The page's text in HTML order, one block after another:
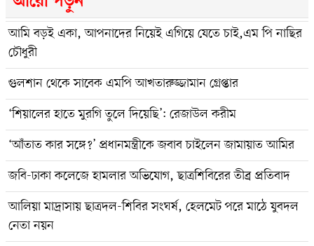
আমি বড়ই একা, আপনাদের নিয়েই এগিয়ে যেতে চাই,এম পি নাছির
চৌধুরী
গুলশান থেকে সাবেক এমপি আখতারুজ্জামান গ্রেপ্তার
‘শিয়ালের হাতে মুরগি তুলে দিয়েছি’: রেজাউল করীম
‘আঁতাত কার সঙ্গে?’ প্রধানমন্ত্রীকে জবাব চাইলেন জামায়াত আমির
জবি-ঢাকা কলেজে হামলার অভিযোগ, ছাত্রশিবিরের তীব্র প্রতিবাদ
আলিয়া মাদ্রাসায় ছাত্রদল-শিবির সংঘর্ষ, হেলমেট পরে মাঠে যুবদল
নেতা নয়ন